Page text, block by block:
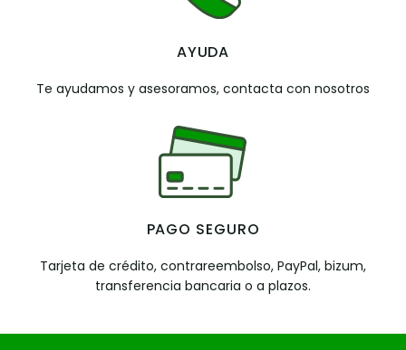
AYUDA
Te ayudamos y asesoramos, contacta con nosotros
PAGO SEGURO
Tarjeta de crédito, contrareembolso, PayPal, bizum,
transferencia bancaria o a plazos.